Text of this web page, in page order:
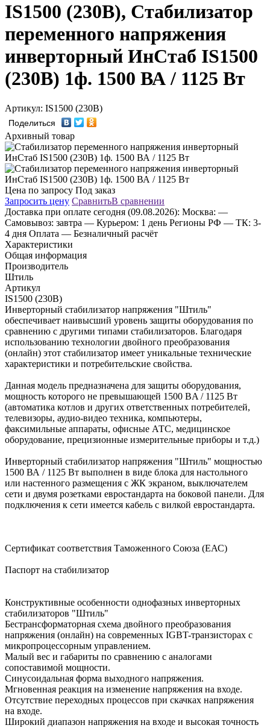
IS1500 (230В), Стабилизатор
переменного напряжения
инверторный ИнСтаб IS1500
(230В) 1ф. 1500 ВА / 1125 Вт
Артикул: IS1500 (230В)
Поделиться
Архивный товар
Цена по запросу Под заказ
Запросить цену СравнитьВ сравнении
Доставка при оплате сегодня (09.08.2026): Москва: —
Самовывоз: завтра — Курьером: 1 день Регионы РФ — ТК: 3-
4 дня Оплата — Безналичный расчёт
Характеристики
Общая информация
Производитель
Штиль
Артикул
IS1500 (230В)
Инверторный стабилизатор напряжения "Штиль"
обеспечивает наивысший уровень защиты оборудования по
сравнению с другими типами стабилизаторов. Благодаря
использованию технологии двойного преобразования
(онлайн) этот стабилизатор имеет уникальные технические
характеристики и потребительские свойства.
Данная модель предназначена для защиты оборудования,
мощность которого не превышающей 1500 ВA / 1125 Вт
(автоматика котлов и других ответственных потребителей,
телевизоры, аудио-видео техника, компьютеры,
факсимильные аппараты, офисные АТС, медицинское
оборудование, прецизионные измерительные приборы и т.д.)
Инверторный стабилизатор напряжения "Штиль" мощностью
1500 ВА / 1125 Вт выполнен в виде блока для настольного
или настенного размещения с ЖК экраном, выключателем
сети и двумя розетками евростандарта на боковой панели. Для
подключения к сети имеется кабель с вилкой евростандарта.
Сертификат соответствия Таможенного Союза (ЕАС)
Паспорт на стабилизатор
Конструктивные особенности однофазных инверторных
стабилизаторов "Штиль"
Бестрансформаторная схема двойного преобразования
напряжения (онлайн) на современных IGBT-транзисторах с
микропроцессорным управлением.
Малый вес и габариты по сравнению с аналогами
сопоставимой мощности.
Синусоидальная форма выходного напряжения.
Мгновенная реакция на изменение напряжения на входе.
Отсутствие переходных процессов при скачках напряжения
на входе.
Широкий диапазон напряжения на входе и высокая точность